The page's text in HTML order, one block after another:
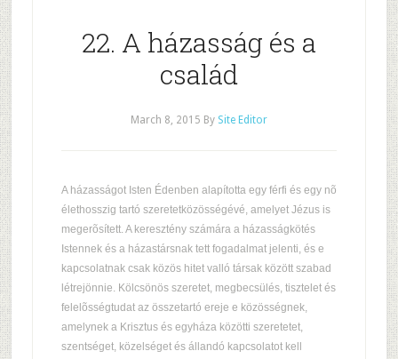
22. A házasság és a
család
March 8, 2015 By Site Editor
A házasságot Isten Édenben alapította egy férfi és egy nõ
élethosszig tartó szeretetközösségévé, amelyet Jézus is
megerõsített. A keresztény számára a házasságkötés
Istennek és a házastársnak tett fogadalmat jelenti, és e
kapcsolatnak csak közös hitet valló társak között szabad
létrejönnie. Kölcsönös szeretet, megbecsülés, tisztelet és
felelõsségtudat az összetartó ereje e közösségnek,
amelynek a Krisztus és egyháza közötti szeretetet,
szentséget, közelséget és állandó kapcsolatot kell